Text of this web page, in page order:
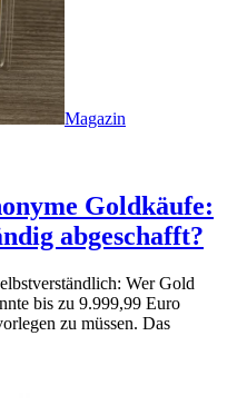
Magazin
Goldkäufe:
abgeschafft?
Wer Gold
bis zu 9.999,99 Euro
zu müssen. Das